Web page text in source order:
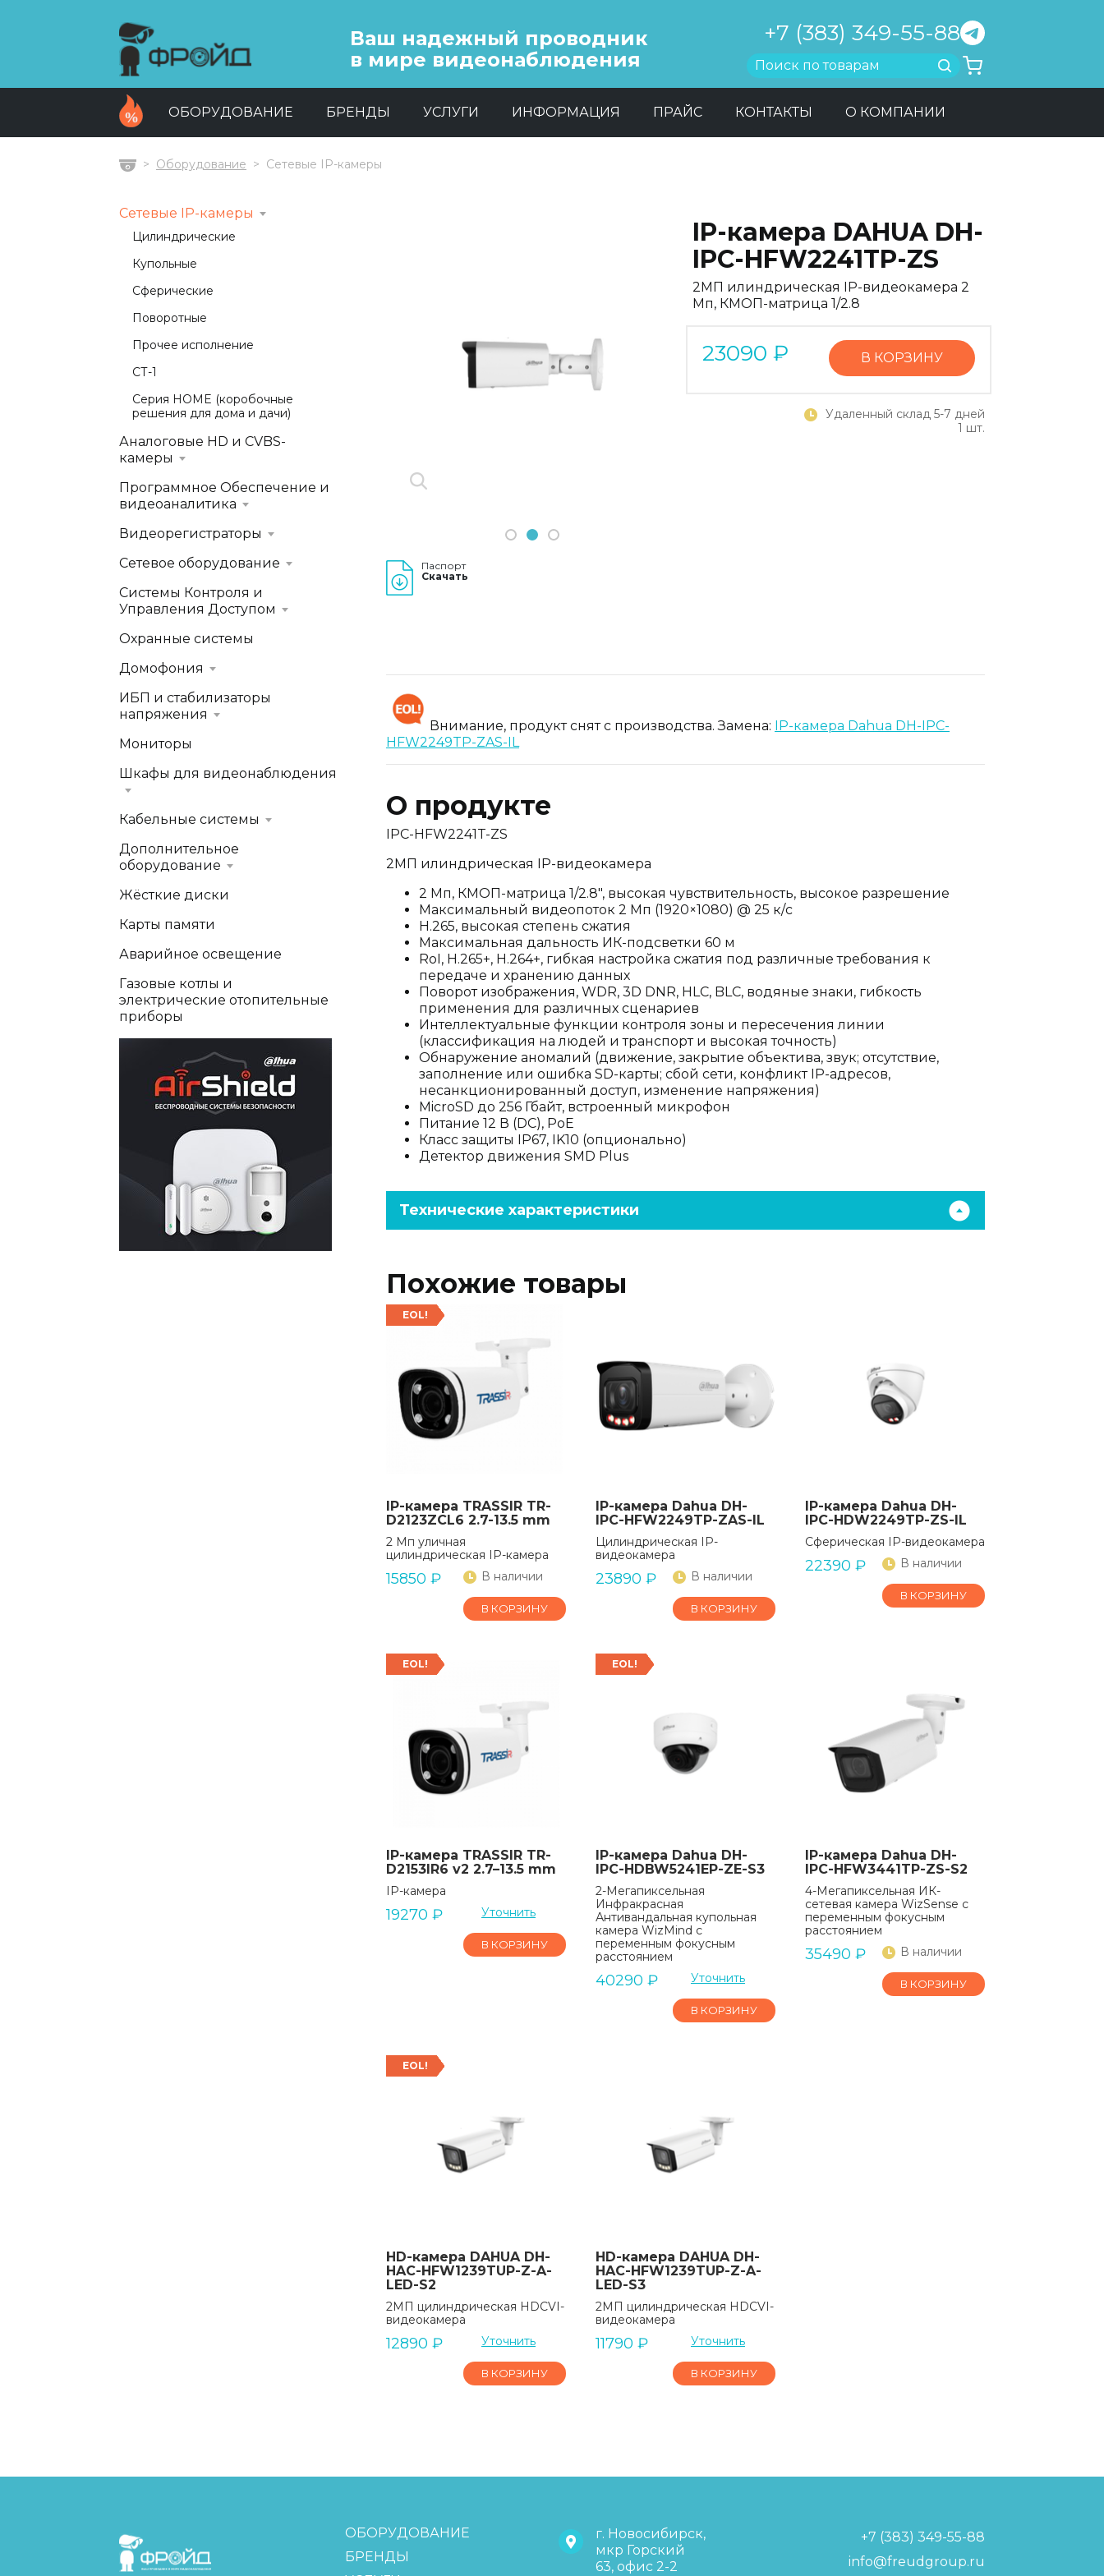
Ваш надежный проводник
в мире видеонаблюдения
+7 (383) 349-55-88
Найти
ОБОРУДОВАНИЕ БРЕНДЫ УСЛУГИ ИНФОРМАЦИЯ ПРАЙС КОНТАКТЫ О КОМПАНИИ
ГлавнаяОборудование Сетевые IP-камеры
1 2 3
Паспорт
Скачать
IP-камера DAHUA DH-
IPC-HFW2241TP-ZS
2МП илиндрическая IP-видеокамера 2
Мп, КМОП-матрица 1/2.8
23090 ₽ В КОРЗИНУ
Удаленный склад 5-7 дней
1 шт.
Внимание, продукт снят с производства. Замена: IP-камера Dahua DH-IPC-
HFW2249TP-ZAS-IL
О продукте
IPC-HFW2241T-ZS
2МП илиндрическая IP-видеокамера
2 Мп, КМОП-матрица 1/2.8", высокая чувствительность, высокое разрешение
Максимальный видеопоток 2 Мп (1920×1080) @ 25 к/с
H.265, высокая степень сжатия
Максимальная дальность ИК-подсветки 60 м
RoI, H.265+, H.264+, гибкая настройка сжатия под различные требования к
передаче и хранению данных
Поворот изображения, WDR, 3D DNR, HLC, BLC, водяные знаки, гибкость
применения для различных сценариев
Интеллектуальные функции контроля зоны и пересечения линии
(классификация на людей и транспорт и высокая точность)
Обнаружение аномалий (движение, закрытие объектива, звук; отсутствие,
заполнение или ошибка SD-карты; сбой сети, конфликт IP-адресов,
несанкционированный доступ, изменение напряжения)
MicroSD до 256 Гбайт, встроенный микрофон
Питание 12 В (DC), PoE
Класс защиты IP67, IK10 (опционально)
Детектор движения SMD Plus
Технические характеристики
Похожие товары
EOL!
IP-камера TRASSIR TR-
D2123ZCL6 2.7-13.5 mm
2 Мп уличная
цилиндрическая IP-камера
15850 ₽ В наличии
В КОРЗИНУ
IP-камера Dahua DH-
IPC-HFW2249TP-ZAS-IL
Цилиндрическая IP-
видеокамера
23890 ₽ В наличии
В КОРЗИНУ
IP-камера Dahua DH-
IPC-HDW2249TP-ZS-IL
Сферическая IP-видеокамера
22390 ₽ В наличии
В КОРЗИНУ
EOL!
IP-камера TRASSIR TR-
D2153IR6 v2 2.7–13.5 mm
IP-камера
19270 ₽ Уточнить
В КОРЗИНУ
EOL!
IP-камера Dahua DH-
IPC-HDBW5241EP-ZE-S3
2-Мегапиксельная
Инфракрасная
Антивандальная купольная
камера WizMind с
переменным фокусным
расстоянием
40290 ₽ Уточнить
В КОРЗИНУ
IP-камера Dahua DH-
IPC-HFW3441TP-ZS-S2
4-Мегапиксельная ИК-
сетевая камера WizSense с
переменным фокусным
расстоянием
35490 ₽ В наличии
В КОРЗИНУ
EOL!
HD-камера DAHUA DH-
HAC-HFW1239TUP-Z-A-
LED-S2
2МП цилиндрическая HDCVI-
видеокамера
12890 ₽ Уточнить
В КОРЗИНУ
HD-камера DAHUA DH-
HAC-HFW1239TUP-Z-A-
LED-S3
2МП цилиндрическая HDCVI-
видеокамера
11790 ₽ Уточнить
В КОРЗИНУ
Сетевые IP-камеры
Цилиндрические
Купольные
Сферические
Поворотные
Прочее исполнение
СТ-1
Серия HOME (коробочные
решения для дома и дачи)
Аналоговые HD и CVBS-
камеры
Программное Обеспечение и
видеоаналитика
Видеорегистраторы
Сетевое оборудование
Системы Контроля и
Управления Доступом
Охранные системы
Домофония
ИБП и стабилизаторы
напряжения
Мониторы
Шкафы для видеонаблюдения
Кабельные системы
Дополнительное
оборудование
Жёсткие диски
Карты памяти
Аварийное освещение
Газовые котлы и
электрические отопительные
приборы
FreudGroup
ОБОРУДОВАНИЕ
БРЕНДЫ
г. Новосибирск,
мкр Горский
63, офис 2-2
+7 (383) 349-55-88
info@freudgroup.ru